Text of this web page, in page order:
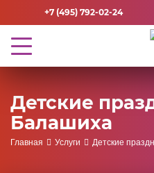
+7 (495) 792-02-24
Детские
Балашиха
Главная Услуги Детские